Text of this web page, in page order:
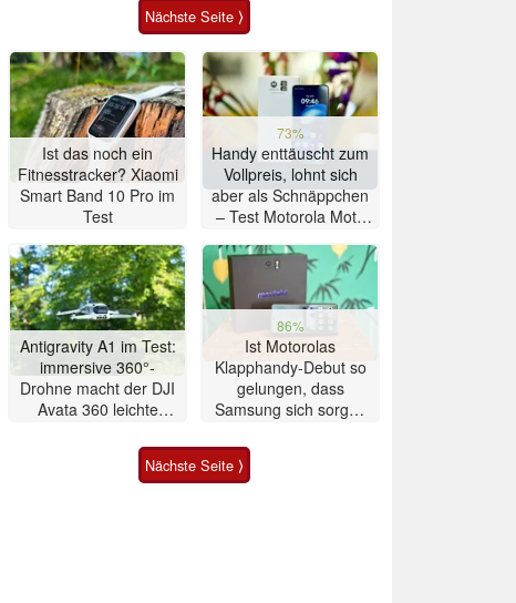
Nächste Seite ⟩
Ist das noch ein
Fitnesstracker? Xiaomi
Smart Band 10 Pro im
Test
73%
Handy enttäuscht zum
Vollpreis, lohnt sich
aber als Schnäppchen
– Test Motorola Moto
Antigravity A1 im Test:
immersive 360°-
Drohne macht der DJI
Avata 360 leichte
86%
Ist Motorolas
Klapphandy-Debut so
gelungen, dass
Samsung sich sorgen
Smartphone im Test
Nächste Seite ⟩